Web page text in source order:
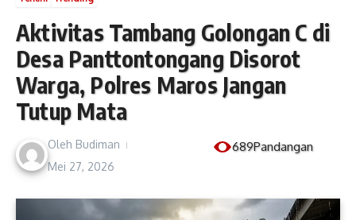
Aktivitas Tambang Golongan C di
Desa Panttontongang Disorot
Warga, Polres Maros Jangan
Tutup Mata
Oleh Budiman 689Pandangan
Mei 27, 2026